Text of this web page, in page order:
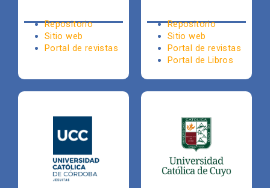
Repositorio
Sitio web
Portal de revistas
Repositorio
Sitio web
Portal de revistas
Portal de Libros